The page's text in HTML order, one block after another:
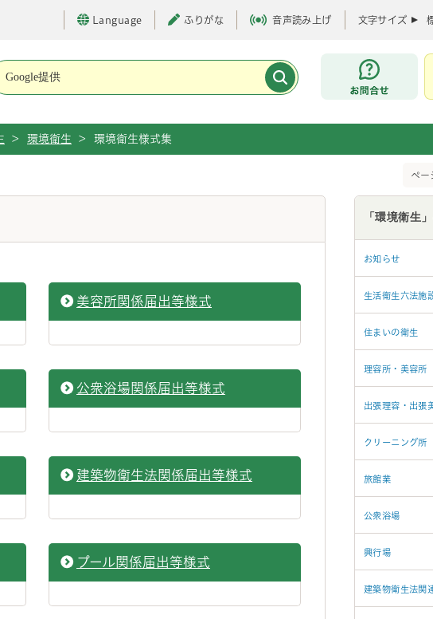
Language ふりがな 音声読み上げ 文字サイズ
お問合せ
> 環境衛生 > 環境衛生様式集
ペー
美容所関係届出等様式
公衆浴場関係届出等様式
建築物衛生法関係届出等様式
プール関係届出等様式
「環境衛生
お知らせ
生活衛生六法施
住まいの衛生
理容所・美容所
出張理容・出張
クリーニング所
旅館業
公衆浴場
興行場
建築物衛生法関